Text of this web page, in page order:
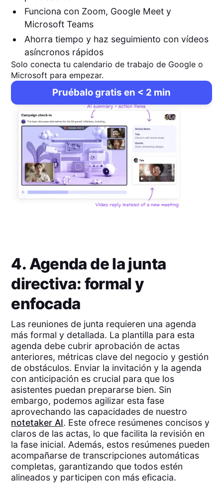
Funciona con Zoom, Google Meet y
Microsoft Teams
Ahorra tiempo y haz seguimiento con vídeos
asíncronos rápidos
Solo conecta tu calendario de trabajo de Google o
Microsoft para empezar.
Pruébalo gratis en < 2 min
4. Agenda de la junta
directiva: formal y
enfocada
Las reuniones de junta requieren una agenda
más formal y detallada. La plantilla para esta
agenda debe cubrir aprobación de actas
anteriores, métricas clave del negocio y gestión
de obstáculos. Enviar la invitación y la agenda
con anticipación es crucial para que los
asistentes puedan prepararse bien. Sin
embargo, podemos agilizar esta fase
aprovechando las capacidades de nuestro
notetaker AI. Este ofrece resúmenes concisos y
claros de las actas, lo que facilita la revisión en
la fase inicial. Además, estos resúmenes pueden
acompañarse de transcripciones automáticas
completas, garantizando que todos estén
alineados y participen con más eficacia.